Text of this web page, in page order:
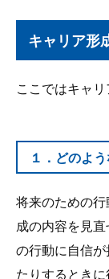
キャリア形
ここではキャ
１．どのよ
将来のための
成の内容を見
の行動に自信
たりするときに